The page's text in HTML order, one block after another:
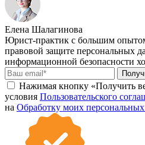
Елена Шалагинова
Юрист-практик с большим
правовой защите персональных
информационной безопасности
Нажимая кнопку «Получить
условия Пользовательского
на Обработку моих